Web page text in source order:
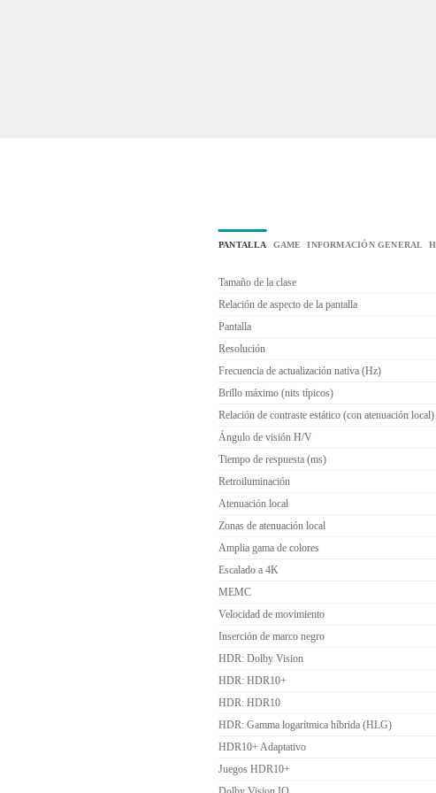
PANTALLA GAME INFORMACIÓN GENERAL
Tamaño de la clase
Relación de aspecto de la pantalla
Pantalla
Resolución
Frecuencia de actualización nativa (Hz)
Brillo máximo (nits típicos)
Relación de contraste estático (con atenuación local)
Ángulo de visión H/V
Tiempo de respuesta (ms)
Retroiluminación
Atenuación local
Zonas de atenuación local
Amplia gama de colores
Escalado a 4K
MEMC
Velocidad de movimiento
Inserción de marco negro
HDR: Dolby Vision
HDR: HDR10+
HDR: HDR10
HDR: Gamma logarítmica híbrida (HLG)
HDR10+ Adaptativo
Juegos HDR10+